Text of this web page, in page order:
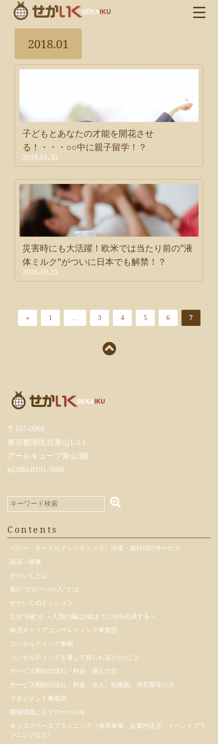
2018.01
子どもとあなたの才能を開花させ
る！・・・○○中に親子留学！？
2018.01.30
災害時にも大活躍！欧米では当たり前の”液
体ミルク”がついに日本でも解禁！？
2016.10.20
« 1 … 3 4 5 6 7
〒107-0061
東京都港区北青山1-3-1
アールキューブ青山3階
tel.080-8191-3660
Contents
ベビー・チャイルドシッティング、出張・旅行同行サービス
講演・研修
せかいくとは
真の”グローバル人”とは
せかいくのミッション
なぜ”6歳”か ～人間の脳は6歳までに90%完成する～
幼児キャリアコンサルティング事業部
コンサルティング事例
コンサルティングを通して得られる5つのこと
サービス開始の流れ・料金：個人の方
サービス開始の流れ・料金：法人、幼稚園、保育園等の方
マネジメント事業部
職場環境にもグローバルを
キッズスペースプランニング（保育事業、企業内託児、イベントプラ
ンニングなど）